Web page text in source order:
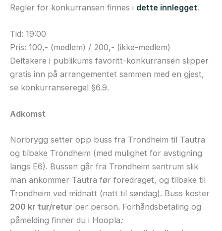
Regler for konkurransen finnes i dette innlegget.
Tid: 19:00
Pris: 100,- (medlem) / 200,- (ikke-medlem)
Deltakere i publikums favoritt-konkurransen slipper
gratis inn på arrangementet sammen med en gjest,
se konkurranseregel §6.9.
Adkomst
Norbrygg setter opp buss fra Trondheim til Tautra
og tilbake Trondheim (med mulighet for avstigning
langs E6). Bussen går fra Trondheim sentrum slik
man ankommer Tautra før foredraget, og tilbake til
Trondheim ved midnatt (natt til søndag). Buss koster
200 kr tur/retur per person. Forhåndsbetaling og
påmelding finner du i Hoopla: